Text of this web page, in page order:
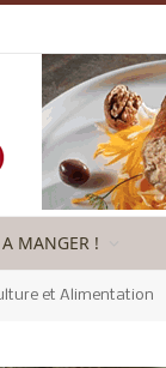
A MANGER !
et Alimentation